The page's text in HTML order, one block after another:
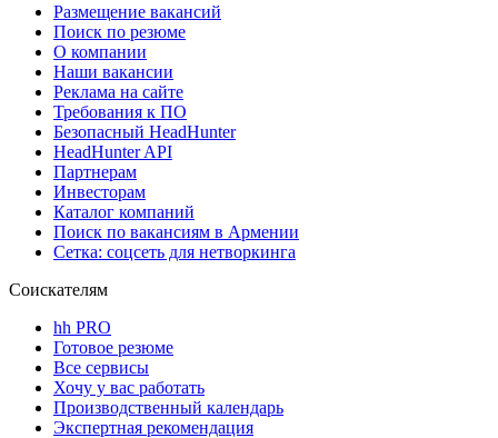
Размещение вакансий
Поиск по резюме
О компании
Наши вакансии
Реклама на сайте
Требования к ПО
Безопасный HeadHunter
HeadHunter API
Партнерам
Инвесторам
Каталог компаний
Поиск по вакансиям в Армении
Сетка: соцсеть для нетворкинга
Соискателям
hh PRO
Готовое резюме
Все сервисы
Хочу у вас работать
Производственный календарь
Экспертная рекомендация